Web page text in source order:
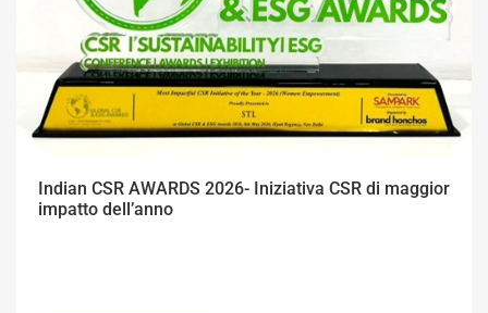
Indian CSR AWARDS 2026- Iniziativa CSR di maggior
impatto dell’anno